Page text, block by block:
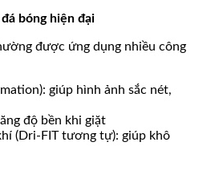
bóng hiện đại
được ứng dụng nhiều công
giúp hình ảnh sắc nét,
độ bền khi giặt
(Dri-FIT tương tự): giúp khô